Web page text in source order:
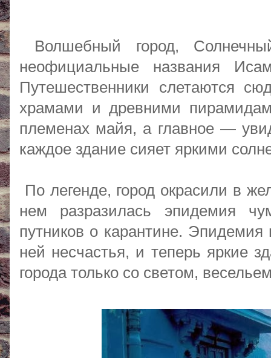
Волшебный город,
неофициальные названия
Путешественники слетаются
храмами и древними
племенах майя, а главное —
каждое здание сияет яркими
По легенде, город окрасили в
нем разразилась эпидемия
путников о карантине.
ней несчастья, и теперь яркие
города только со светом,